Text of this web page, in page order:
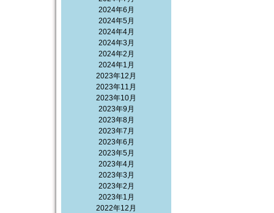
2024年6月
2024年5月
2024年4月
2024年3月
2024年2月
2024年1月
2023年12月
2023年11月
2023年10月
2023年9月
2023年8月
2023年7月
2023年6月
2023年5月
2023年4月
2023年3月
2023年2月
2023年1月
2022年12月